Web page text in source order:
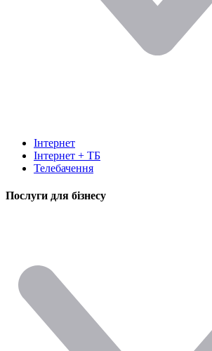
Інтернет
Інтернет + ТБ
Телебачення
Послуги для бізнесу